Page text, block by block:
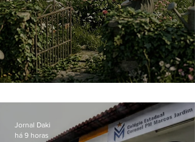
Jornal Daki
há 9 horas